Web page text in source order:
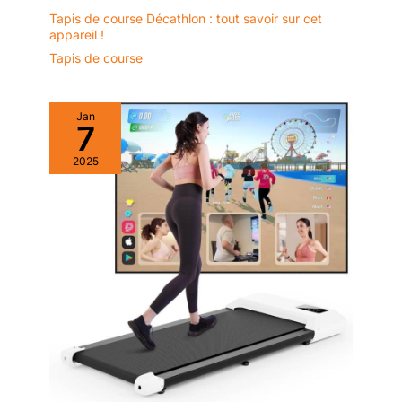
programme de remise en forme
Bluetooth. Plongez dans des
entraînements interactifs,
participez à des courses
amicales et recevez de
nombreux conseils santé grâce
au partage sur les réseaux
sociaux pour optimiser votre
entraînement, idéal pour la
préparation d'un marathon.
Fonctionnalités avancées : Le
moniteur améliore la fonction «
PAUSE ». Vous pouvez ainsi
consulter vos statistiques de
de l'arrêt. La console est
équipée d'un porte-bouteille.
Notre tapis de course est doté
de barres de maintien verticales
qui ne vous gênent pas et
Tapis de course Décathlon : tout savoir sur cet
appareil !
Tapis de course
Jan
7
2025